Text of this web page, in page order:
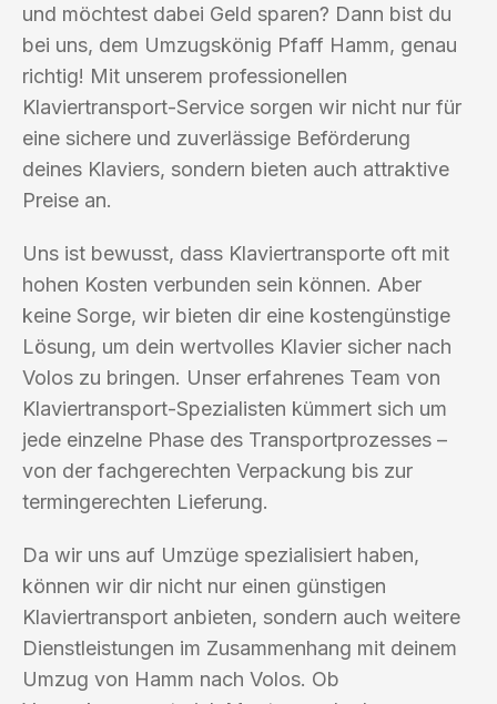
und möchtest dabei Geld sparen? Dann bist du
bei uns, dem Umzugskönig Pfaff Hamm, genau
richtig! Mit unserem professionellen
Klaviertransport-Service sorgen wir nicht nur für
eine sichere und zuverlässige Beförderung
deines Klaviers, sondern bieten auch attraktive
Preise an.
Uns ist bewusst, dass Klaviertransporte oft mit
hohen Kosten verbunden sein können. Aber
keine Sorge, wir bieten dir eine kostengünstige
Lösung, um dein wertvolles Klavier sicher nach
Volos zu bringen. Unser erfahrenes Team von
Klaviertransport-Spezialisten kümmert sich um
jede einzelne Phase des Transportprozesses –
von der fachgerechten Verpackung bis zur
termingerechten Lieferung.
Da wir uns auf Umzüge spezialisiert haben,
können wir dir nicht nur einen günstigen
Klaviertransport anbieten, sondern auch weitere
Dienstleistungen im Zusammenhang mit deinem
Umzug von Hamm nach Volos. Ob